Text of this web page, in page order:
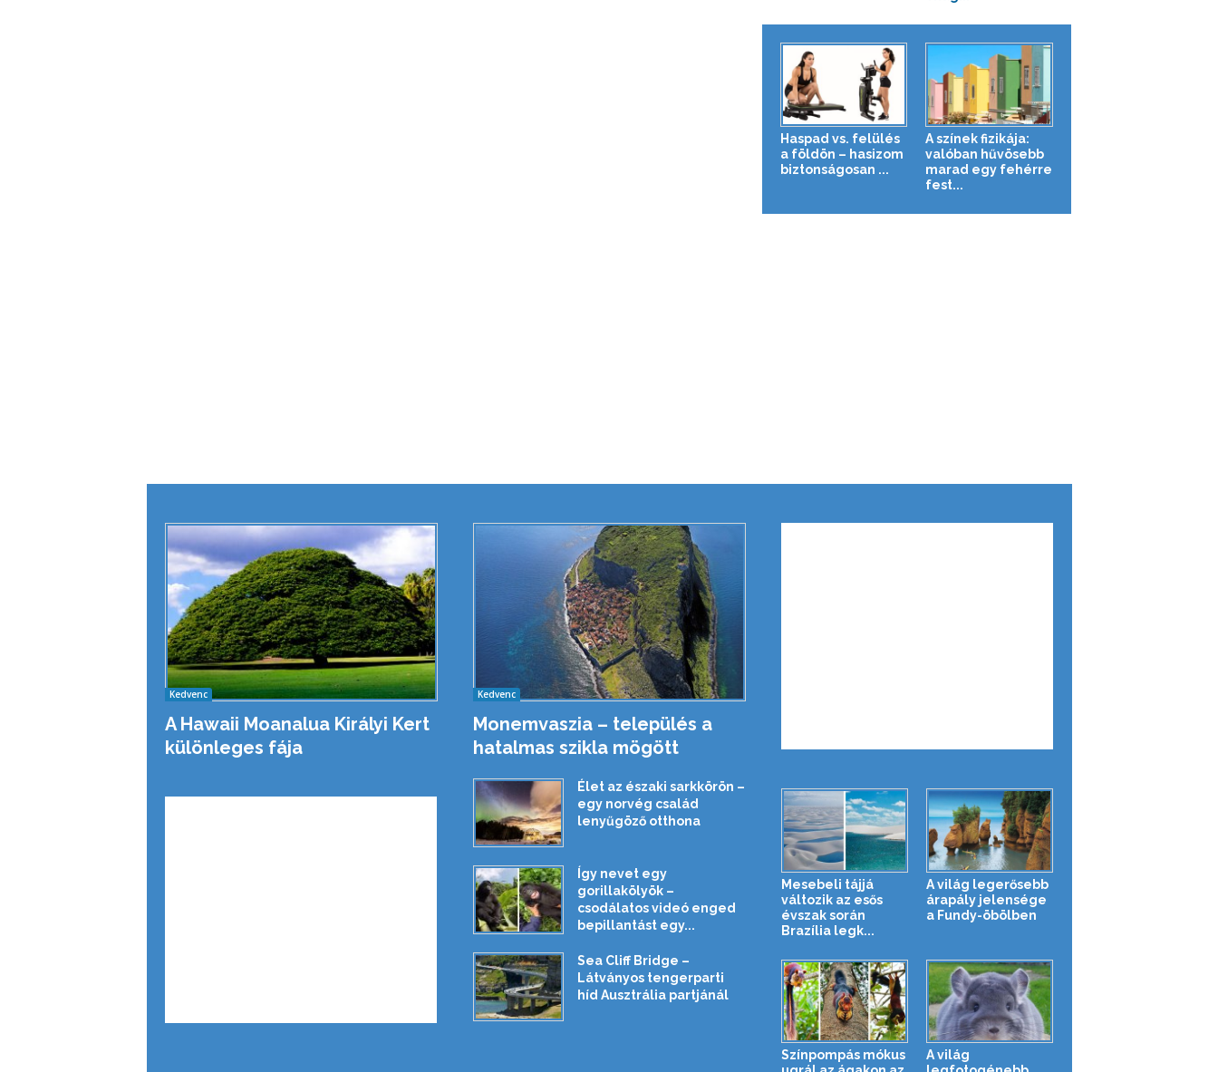
Haspad vs. felülés
a földön – hasizom
biztonságosan ...
A színek fizikája:
valóban hűvösebb
marad egy fehérre
fest...
Kedvenc
A Hawaii Moanalua Királyi Kert
különleges fája
Kedvenc
Monemvaszia – település a
hatalmas szikla mögött
Élet az északi sarkkörön –
egy norvég család
lenyűgöző otthona
Így nevet egy
gorillakölyök –
csodálatos videó enged
bepillantást egy...
Sea Cliff Bridge –
Látványos tengerparti
híd Ausztrália partjánál
Mesebeli tájjá
változik az esős
évszak során
Brazília legk...
A világ legerősebb
árapály jelensége
a Fundy-öbölben
Színpompás mókus
A világ